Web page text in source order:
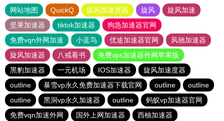
网站地图 QuickQ 旋风加速度器 旋风
旋风加速
坚果加速器
tiktok加速器
狗急加速器官网
免费vqn外网加速
小蓝鸟 优途加速器官网
风驰加速器
旋风加速器
八戒看书
免费vps加速器外网苹果版
黑豹加速器
一元机场 IOS加速器
旋风加速度器
outline
暴雪vp永久免费加速器下载官网 outline
outline
outline
黑洞vp永久加速器 outline
蚂蚁vp加速器官网
免费vqn加速外网
国外上网加速器 西柚加速器